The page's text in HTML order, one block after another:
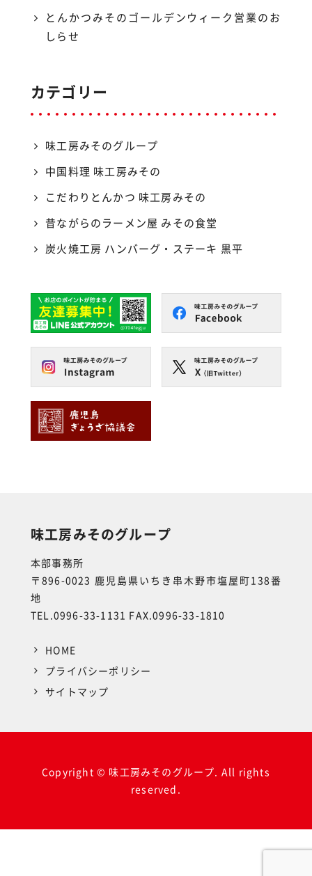
とんかつみそのゴールデンウィーク営業のお
しらせ
カテゴリー
味工房みそのグループ
中国料理 味工房みその
こだわりとんかつ 味工房みその
昔ながらのラーメン屋 みその食堂
炭火焼工房 ハンバーグ・ステーキ 黒平
味工房みそのグループ
本部事務所
〒896-0023 鹿児島県いちき串木野市塩屋町138番
地
TEL.0996-33-1131 FAX.0996-33-1810
HOME
プライバシーポリシー
サイトマップ
Copyright © 味工房みそのグループ. All rights
reserved.